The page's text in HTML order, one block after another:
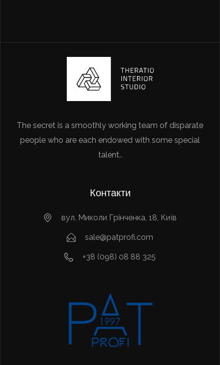
The secret is a smoothly working team of disparate
people who are each endowed with some special
talent..
Контакти
вул. Миколи Грінченка, 18, Київ
sale@patprofi.com
+38 (098) 08 88 325